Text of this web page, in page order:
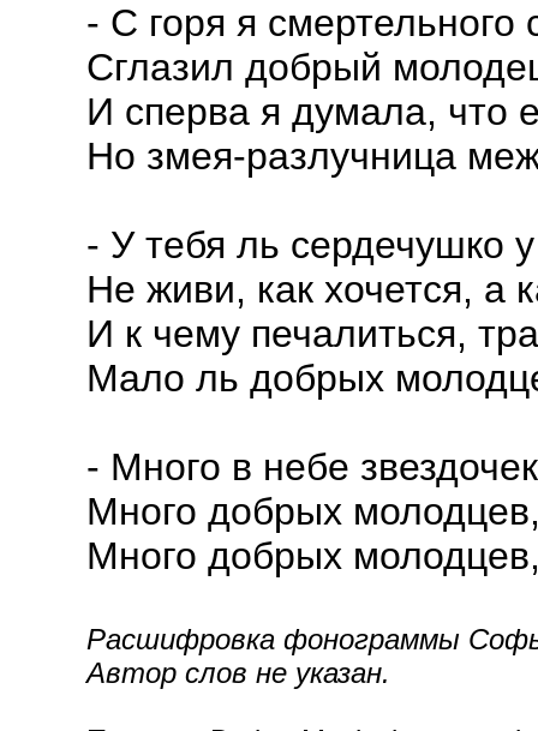
- С горя я смертельного
Сглазил добрый
И сперва я думала, что
Но змея-разлучница
- У тебя ль сердечушко
Не живи, как хочется, а
И к чему печалиться,
Мало ль добрых
- Много в небе
Много добрых
Много добрых
Расшифровка фонограммы
Автор слов не указан.